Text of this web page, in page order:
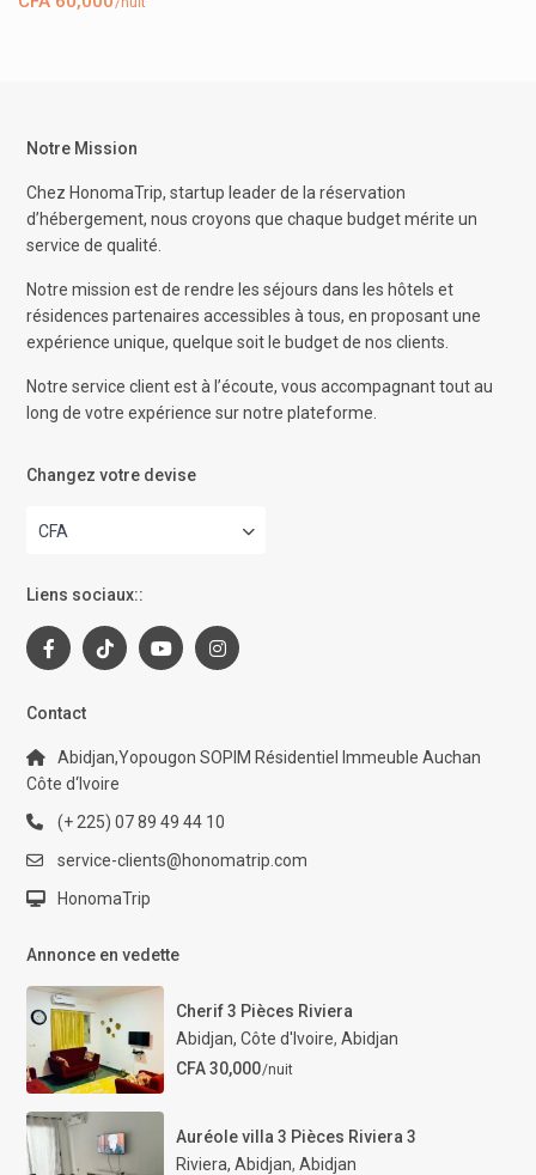
Notre Mission
Chez HonomaTrip, startup leader de la réservation
d’hébergement, nous croyons que chaque budget mérite un
service de qualité.
Notre mission est de rendre les séjours dans les hôtels et
résidences partenaires accessibles à tous, en proposant une
expérience unique, quelque soit le budget de nos clients.
Notre service client est à l’écoute, vous accompagnant tout au
long de votre expérience sur notre plateforme.
Changez votre devise
CFA
Liens sociaux::
Contact
Abidjan,Yopougon SOPIM Résidentiel Immeuble Auchan
Côte d‘Ivoire
(+ 225) 07 89 49 44 10
service-clients@honomatrip.com
HonomaTrip
Annonce en vedette
Cherif 3 Pièces Riviera
Abidjan, Côte d'Ivoire, Abidjan
CFA 30,000/nuit
Auréole villa 3 Pièces Riviera 3
Riviera, Abidjan, Abidjan